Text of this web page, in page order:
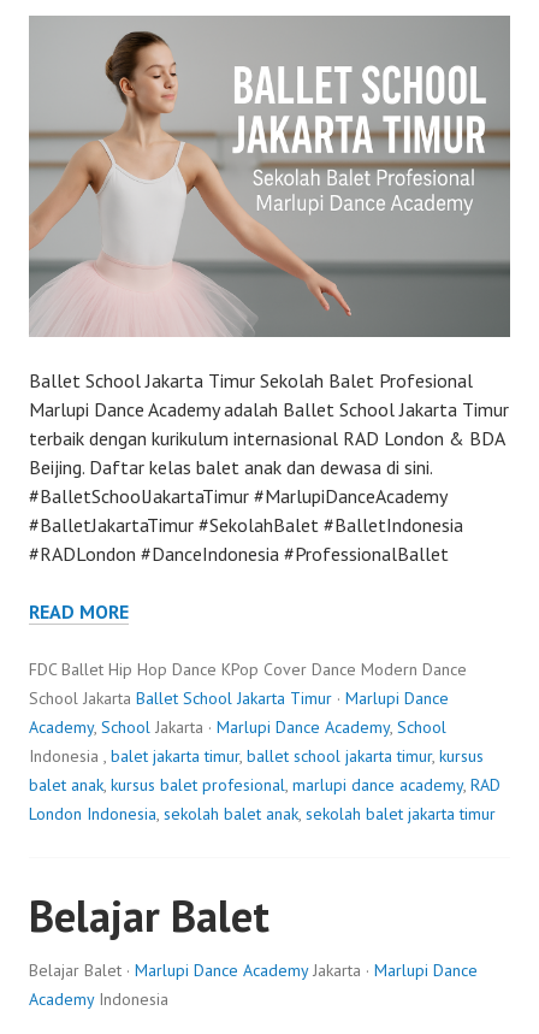
Ballet School Jakarta Timur Sekolah Balet Profesional
Marlupi Dance Academy adalah Ballet School Jakarta Timur
terbaik dengan kurikulum internasional RAD London & BDA
Beijing. Daftar kelas balet anak dan dewasa di sini.
#BalletSchoolJakartaTimur #MarlupiDanceAcademy
#BalletJakartaTimur #SekolahBalet #BalletIndonesia
#RADLondon #DanceIndonesia #ProfessionalBallet
READ MORE
FDC Ballet Hip Hop Dance KPop Cover Dance Modern Dance
School Jakarta Ballet School Jakarta Timur · Marlupi Dance
Academy, School Jakarta · Marlupi Dance Academy, School
Indonesia , balet jakarta timur, ballet school jakarta timur, kursus
balet anak, kursus balet profesional, marlupi dance academy, RAD
London Indonesia, sekolah balet anak, sekolah balet jakarta timur
Belajar Balet
Belajar Balet · Marlupi Dance AcademyJakarta · Marlupi Dance
AcademyIndonesia